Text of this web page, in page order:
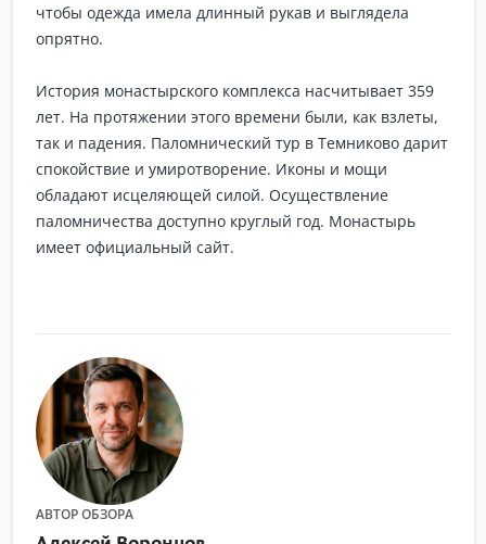
чтобы одежда имела длинный рукав и выглядела
опрятно.
История монастырского комплекса насчитывает 359
лет. На протяжении этого времени были, как взлеты,
так и падения. Паломнический тур в Темниково дарит
спокойствие и умиротворение. Иконы и мощи
обладают исцеляющей силой. Осуществление
паломничества доступно круглый год. Монастырь
имеет официальный сайт.
АВТОР ОБЗОРА